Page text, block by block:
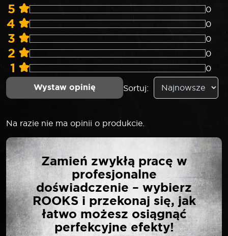
5 0
4 0
3 0
2 0
1 0
Wystaw opinię Sortuj:
Na razie nie ma opinii o produkcie.
NAPISZ PIERWSZĄ
OPINIĘ O „ROOKS BIT
DO WKRĘTARKI 1/4″ X 25
MM X T30 UDAROWY
CRVMOSI KPL. 10 SZT.”
Zamień zwykłą pracę w
profesjonalne
doświadczenie – wybierz
ROOKS i przekonaj się, jak
łatwo możesz osiągnąć
perfekcyjne efekty!